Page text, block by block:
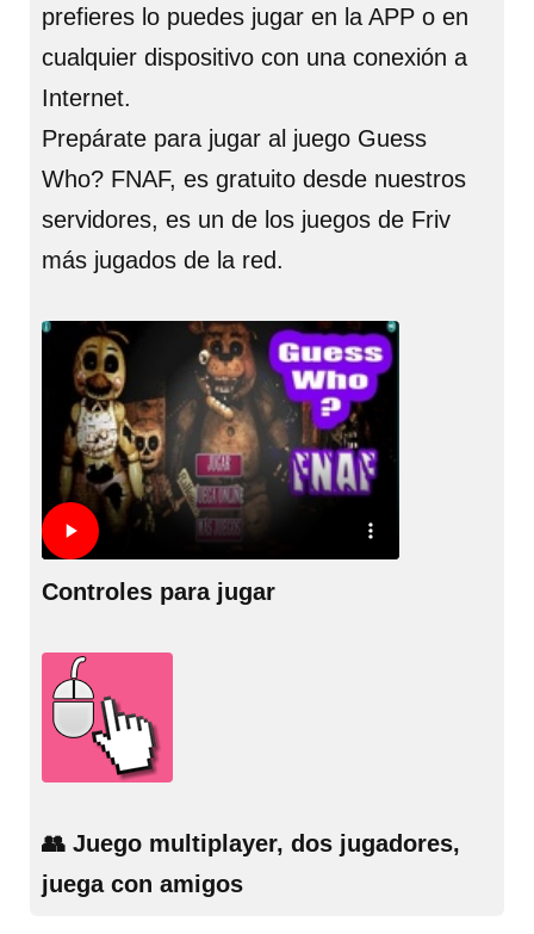
prefieres lo puedes jugar en la APP o en
cualquier dispositivo con una conexión a
Internet.
Prepárate para jugar al juego Guess
Who? FNAF, es gratuito desde nuestros
servidores, es un de los juegos de Friv
más jugados de la red.
Controles para jugar
👥 Juego multiplayer, dos jugadores,
juega con amigos